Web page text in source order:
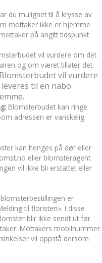
du mulighet til å krysse av
mottaker ikke er hjemme
på angitt tidspunkt
vil vurdere om det
og om været tillater det.
Blomsterbudet vil vurdere
til en nabo
Blomsterbudet kan ringe
adressen er vanskelig
kan henges på dør eller
eller blomsteragent
vil ikke bli erstattet eller
er
til floristen». I disse
blir ikke sendt ut før
Mottakers mobilnummer
vil oppstå dersom